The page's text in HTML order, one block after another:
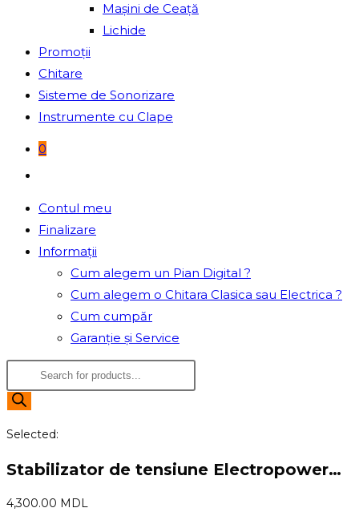
Mașini de Ceață
Lichide
Promoții
Chitare
Sisteme de Sonorizare
Instrumente cu Clape
0
search
Contul meu
Finalizare
Informații
Cum alegem un Pian Digital ?
Cum alegem o Chitara Clasica sau Electrica ?
Cum cumpăr
Garanție și Service
Products
search
Selected:
Stabilizator de tensiune Electropower…
4,300.00 MDL